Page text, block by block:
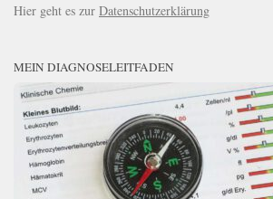
Hier geht es zur Datenschutzerklärung
MEIN DIAGNOSELEITFADEN